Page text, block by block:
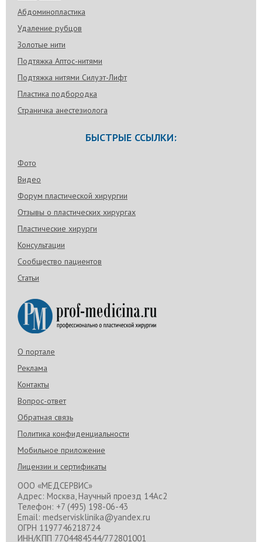
Абдоминопластика
Удаление рубцов
Золотые нити
Подтяжка Аптос-нитями
Подтяжка нитями Силуэт-Лифт
Пластика подбородка
Страничка анестезиолога
БЫСТРЫЕ ССЫЛКИ:
Фото
Видео
Форум пластической хирургии
Отзывы о пластических хирургах
Пластические хирурги
Консультации
Сообщество пациентов
Статьи
О портале
Реклама
Контакты
Вопрос-ответ
Обратная связь
Политика конфиденциальности
Мобильное приложение
Лицензии и сертификаты
ООО «МЕДСЕРВИС»
Адрес: Москва, Научный проезд 14Ас2
Телефон: +7 (495) 198-06-43
Email: medservisklinika@yandex.ru
ОГРН 1197746218724
ИНН/КПП 7704484544/772801001